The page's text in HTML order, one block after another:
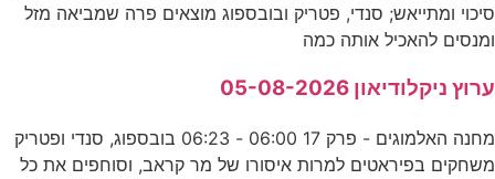
סיכוי ומתייאש; סנדי, פטריק ובובספוג מוצאים פרה שמביאה מזל
ומנסים להאכיל אותה כמה
ערוץ ניקלודיאון 05-08-2026
מחנה האלמוגים - פרק 17 06:00 - 06:23 בובספוג, סנדי ופטריק
משחקים בפיראטים למרות איסורו של מר קראב, וסוחפים את כל